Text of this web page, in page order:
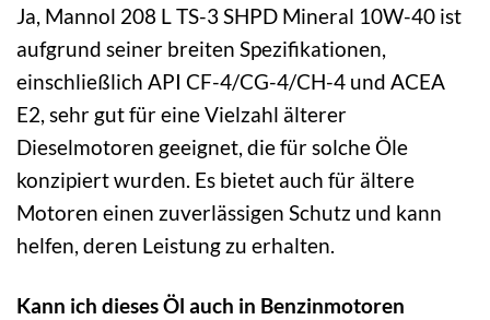
Ja, Mannol 208 L TS-3 SHPD Mineral 10W-40 ist
aufgrund seiner breiten Spezifikationen,
einschließlich API CF-4/CG-4/CH-4 und ACEA
E2, sehr gut für eine Vielzahl älterer
Dieselmotoren geeignet, die für solche Öle
konzipiert wurden. Es bietet auch für ältere
Motoren einen zuverlässigen Schutz und kann
helfen, deren Leistung zu erhalten.
Kann ich dieses Öl auch in Benzinmotoren